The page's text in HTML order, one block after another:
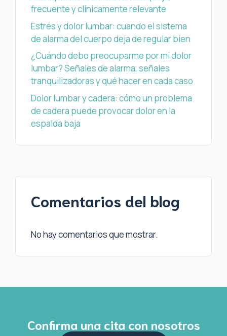
frecuente y clínicamente relevante
Estrés y dolor lumbar: cuando el sistema
de alarma del cuerpo deja de regular bien
¿Cuándo debo preocuparme por mi dolor
lumbar? Señales de alarma, señales
tranquilizadoras y qué hacer en cada caso
Dolor lumbar y cadera: cómo un problema
de cadera puede provocar dolor en la
espalda baja
Comentarios del blog
No hay comentarios que mostrar.
Confirma una cita con nosotros